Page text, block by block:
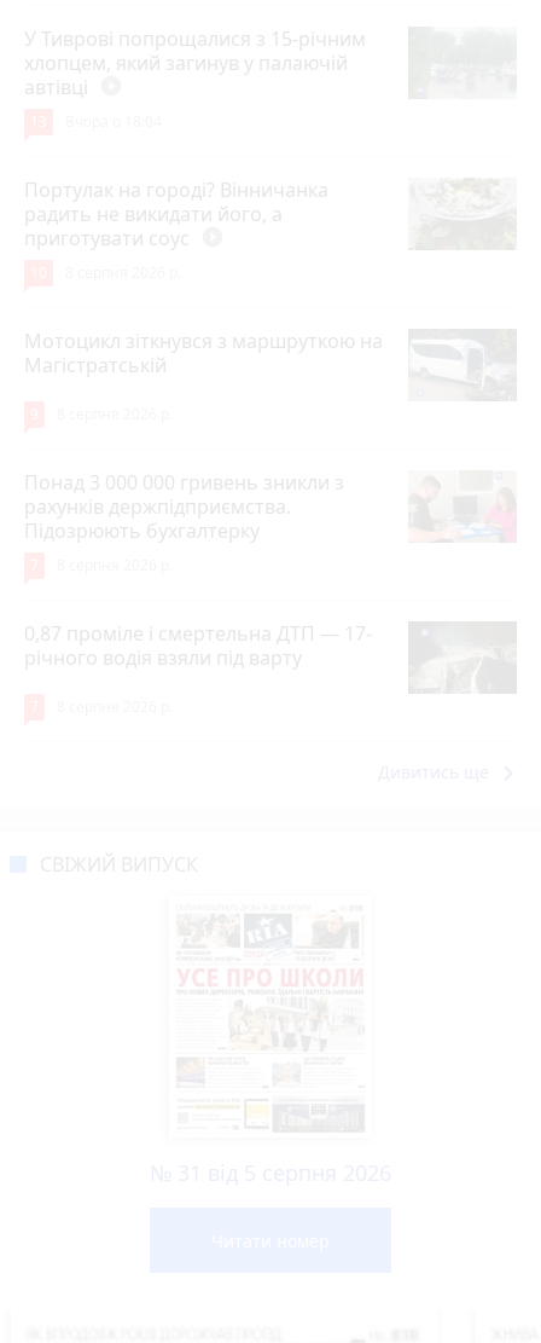
У Тиврові попрощалися з 15-річним
хлопцем, який загинув у палаючій
автівці
Портулак на городі? Вінничанка
радить не викидати його, а
приготувати соус
Мотоцикл зіткнувся з маршруткою на
Магістратській
Понад 3 000 000 гривень зникли з
рахунків держпідприємства.
Підозрюють бухгалтерку
0,87 проміле і смертельна ДТП — 17-
річного водія взяли під варту